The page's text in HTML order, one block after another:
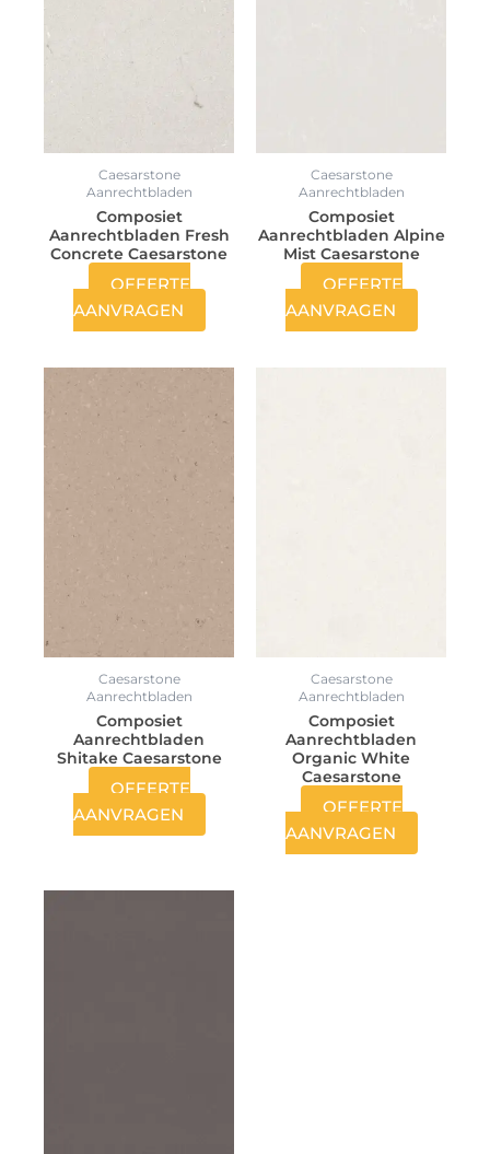
Caesarstone
Aanrechtbladen
Composiet
Aanrechtbladen Fresh
Concrete Caesarstone
OFFERTE
AANVRAGEN
Caesarstone
Aanrechtbladen
Composiet
Aanrechtbladen Alpine
Mist Caesarstone
OFFERTE
AANVRAGEN
Caesarstone
Aanrechtbladen
Composiet
Aanrechtbladen
Shitake Caesarstone
OFFERTE
AANVRAGEN
Caesarstone
Aanrechtbladen
Composiet
Aanrechtbladen
Organic White
Caesarstone
OFFERTE
AANVRAGEN